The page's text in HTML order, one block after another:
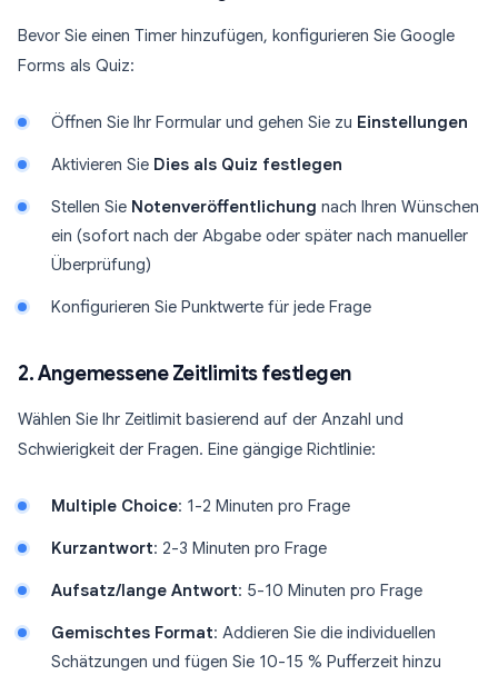
Bevor Sie einen Timer hinzufügen, konfigurieren Sie Google
Forms als Quiz:
Öffnen Sie Ihr Formular und gehen Sie zu Einstellungen
Aktivieren Sie Dies als Quiz festlegen
Stellen Sie Notenveröffentlichung nach Ihren Wünschen
ein (sofort nach der Abgabe oder später nach manueller
Überprüfung)
Konfigurieren Sie Punktwerte für jede Frage
2. Angemessene Zeitlimits festlegen
Wählen Sie Ihr Zeitlimit basierend auf der Anzahl und
Schwierigkeit der Fragen. Eine gängige Richtlinie:
Multiple Choice: 1-2 Minuten pro Frage
Kurzantwort: 2-3 Minuten pro Frage
Aufsatz/lange Antwort: 5-10 Minuten pro Frage
Gemischtes Format: Addieren Sie die individuellen
Schätzungen und fügen Sie 10-15 % Pufferzeit hinzu